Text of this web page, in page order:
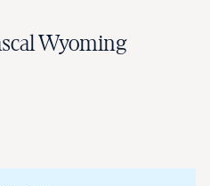
Wyoming